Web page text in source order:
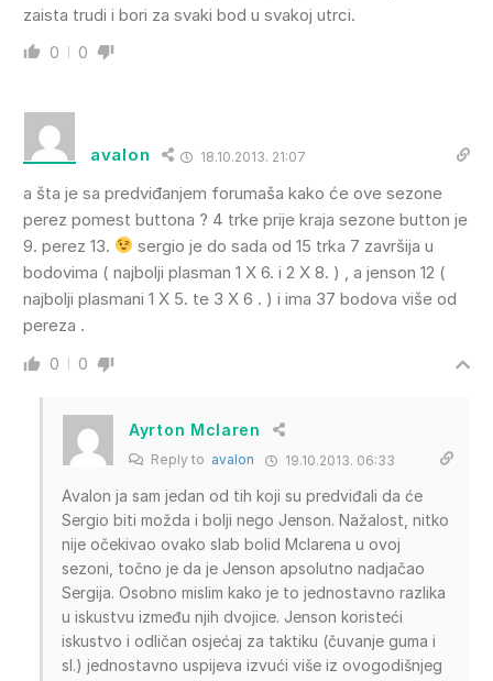
zaista trudi i bori za svaki bod u svakoj utrci.
0 0
avalon 18.10.2013. 21:07
a šta je sa predviđanjem forumaša kako će ove sezone
perez pomest buttona ? 4 trke prije kraja sezone button je
9. perez 13.
sergio je do sada od 15 trka 7 završija u
bodovima ( najbolji plasman 1 X 6. i 2 X 8. ) , a jenson 12 (
najbolji plasmani 1 X 5. te 3 X 6 . ) i ima 37 bodova više od
pereza .
0 0
Ayrton Mclaren
Reply to avalon 19.10.2013. 06:33
Avalon ja sam jedan od tih koji su predviđali da će
Sergio biti možda i bolji nego Jenson. Nažalost, nitko
nije očekivao ovako slab bolid Mclarena u ovoj
sezoni, točno je da je Jenson apsolutno nadjačao
Sergija. Osobno mislim kako je to jednostavno razlika
u iskustvu između njih dvojice. Jenson koristeći
iskustvo i odličan osjećaj za taktiku (čuvanje guma i
sl.) jednostavno uspijeva izvući više iz ovogodišnjeg